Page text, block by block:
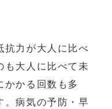
力が大人に比べ
も大人に比べて未
かかる回数も多
。病気の予防・早